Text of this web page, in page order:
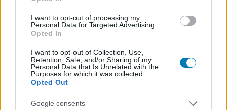
I want to opt-out of processing my
Personal Data for Targeted Advertising.
Opted In
I want to opt-out of Collection, Use,
Retention, Sale, and/or Sharing of my
Personal Data that Is Unrelated with the
Purposes for which it was collected.
Opted Out
Google consents
Az egyik ilyen rejtett közösségnek volt a tagja a The
Mandalorian sorozat főhőse, Din Djarin, aki az Őrség
Gyermekei nevű fanatikus vallási csoporthoz tartozott.
Ők a mandalori kultúrán belül is az átlagnál jóval
szélsőségesebb nézeteket vallottak, tilos volt számukra
például mások előtt levenni a sisakjukat.